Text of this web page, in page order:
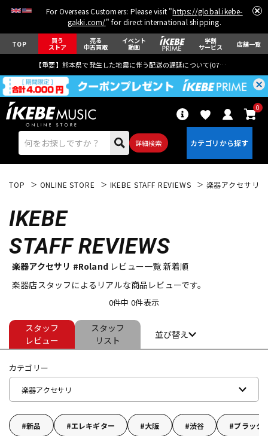
For Overseas Customers: Please visit "https://global.ikebe-
gakki.com/" for direct international shipping.
TOP 買う
ストア
売る
中古買取
イベント
動画
学割
サービス 店舗一覧
【重要】熊本県で発生した地震に伴う配送の遅延について(07月29日
詳細検索
0
エレキギター
ベース ウクレレ
ドラム パーカッション
管楽器 その他楽器
TOP ONLINE STORE IKEBE STAFF REVIEWS 楽器アクセサリ
IKEBE
STAFF REVIEWS
楽器アクセサリ #Roland レビュー一覧 新着順
楽器店スタッフによるリアルな商品レビューです。
0件中 0件表示
スタッフ
レビュー
スタッフ
リスト
並び替え
カテゴリー
楽器アクセサリ
新品 エレキギター 大阪 渋谷 ブラック